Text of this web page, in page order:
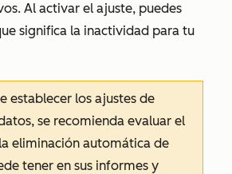
Al activar el ajuste, puedes
significa la inactividad para tu
establecer los ajustes de
se recomienda evaluar el
eliminación automática de
tener en sus informes y